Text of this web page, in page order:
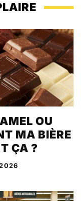
OU
MA BIÈRE
ÇA ?